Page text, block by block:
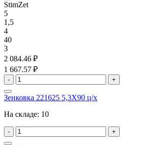
StimZet
5
1,5
4
40
3
2 084.46 ₽
1 667.57 ₽
- +
Зенковка 221625 5,3X90 ц/х
На складе: 10
- +